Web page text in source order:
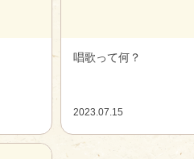
唱歌って何？
2023.07.15